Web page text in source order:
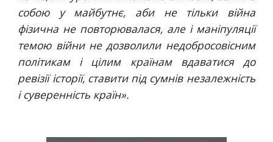
собою у майбутнє, аби не тільки війна
фізична не повторювалася, але і маніпуляції
темою війни не дозволили недобросовісним
політикам і цілим країнам вдаватися до
ревізії історії, ставити під сумнів незалежність
і суверенність країн».